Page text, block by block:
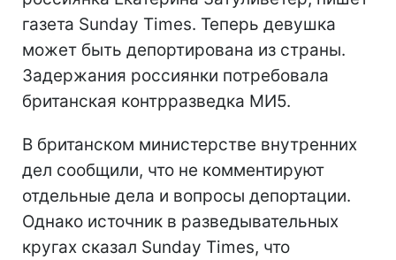
газета Sunday Times. Теперь девушка
может быть депортирована из страны.
Задержания россиянки потребовала
британская контрразведка МИ5.
В британском министерстве внутренних
дел сообщили, что не комментируют
отдельные дела и вопросы депортации.
Однако источник в разведывательных
кругах сказал Sunday Times, что